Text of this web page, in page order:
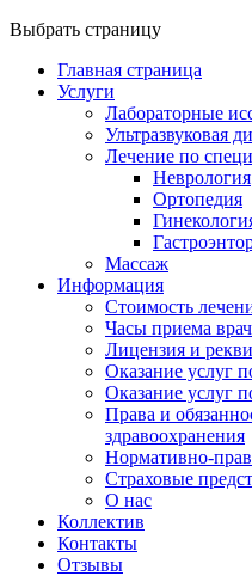
Выбрать страницу
Главная страница
Услуги
Лабораторные
Ультразвуковая
Лечение по
Неврология
Ортопедия
Массаж
Информация
Стоимость
Часы приема
Лицензия и
Оказание услуг
Оказание услуг
Права и
здравоохранения
Нормативно-
Страховые
О нас
Коллектив
Контакты
Отзывы